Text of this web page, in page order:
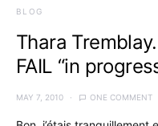
BLOG
Thara
FAIL “in
MAY 7, 2010 ONE COMMENT